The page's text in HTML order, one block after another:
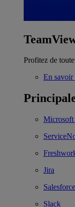
Profitez de
En savoir
Microsoft
Jira
Salesforce
Slack